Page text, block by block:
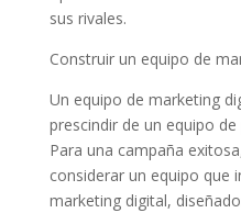
sus rivales.
Construir un equipo de
Un equipo de marketing
prescindir de un equipo
Para una campaña
considerar un equipo que
marketing digital,